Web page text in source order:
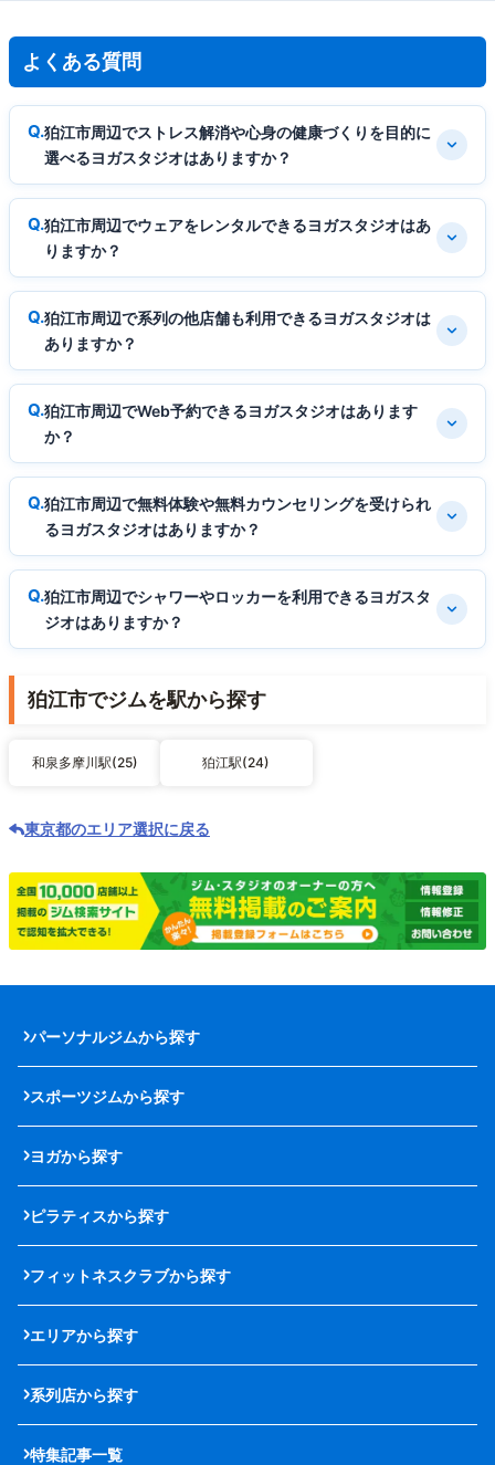
よくある質問
狛江市周辺でストレス解消や心身の健康づくりを目的に
選べるヨガスタジオはありますか？
狛江市周辺でウェアをレンタルできるヨガスタジオはあ
りますか？
狛江市周辺で系列の他店舗も利用できるヨガスタジオは
ありますか？
狛江市周辺でWeb予約できるヨガスタジオはあります
か？
狛江市周辺で無料体験や無料カウンセリングを受けられ
るヨガスタジオはありますか？
狛江市周辺でシャワーやロッカーを利用できるヨガスタ
ジオはありますか？
狛江市でジムを駅から探す
和泉多摩川駅(25) 狛江駅(24)
東京都のエリア選択に戻る
パーソナルジムから探す
スポーツジムから探す
ヨガから探す
ピラティスから探す
フィットネスクラブから探す
エリアから探す
系列店から探す
特集記事一覧